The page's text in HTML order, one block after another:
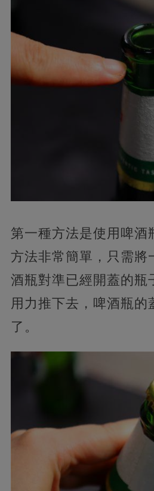
第一種方法是使用啤酒
方法非常簡單，只需將
酒瓶對準已經開蓋的瓶
用力推下去，啤酒瓶的
了。